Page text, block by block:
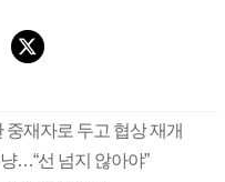
재자로 두고 협상 재개
…“선 넘지 않아야”